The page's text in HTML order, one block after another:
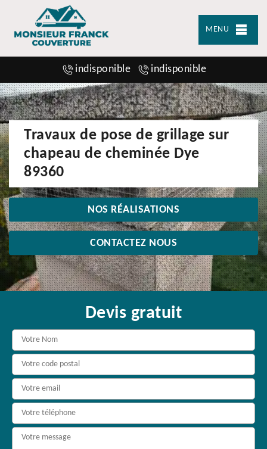
MENU
indisponible indisponible
Travaux de pose de grillage sur
chapeau de cheminée Dye
89360
NOS RÉALISATIONS
CONTACTEZ NOUS
Devis gratuit